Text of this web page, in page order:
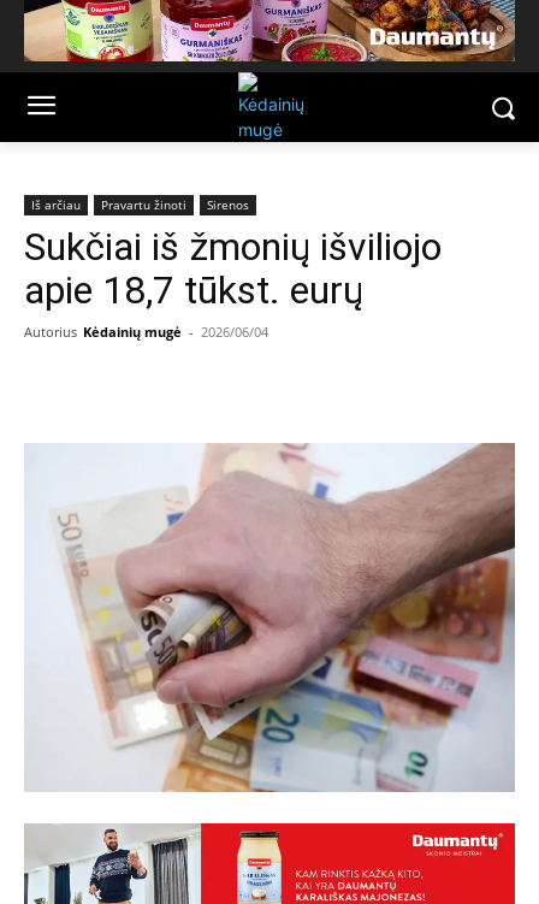
Iš arčiau Pravartu žinoti Sirenos
Sukčiai iš žmonių išviliojo
apie 18,7 tūkst. eurų
Autorius Kėdainių mugė - 2026/06/04